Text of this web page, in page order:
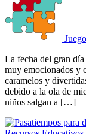
La fecha del gran
muy emocionados y
caramelos y
debido a la ola de
niños salgan a […]